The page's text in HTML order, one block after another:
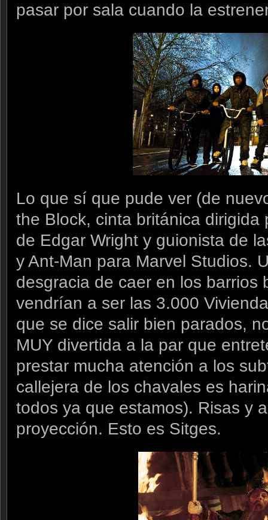
pasar por sala cuando la
Lo que sí que pude ver (de
the Block, cinta británica dirigida
de Edgar Wright y guionista de
y Ant-Man para Marvel Studios.
desgracia de caer en los barrios
vendrían a ser las 3.000
que se dice salir bien parados,
MUY divertida a la par que
prestar mucha atención a los
callejera de los chavales es
todos ya que estamos). Risas y
proyección. Esto es Sitges.